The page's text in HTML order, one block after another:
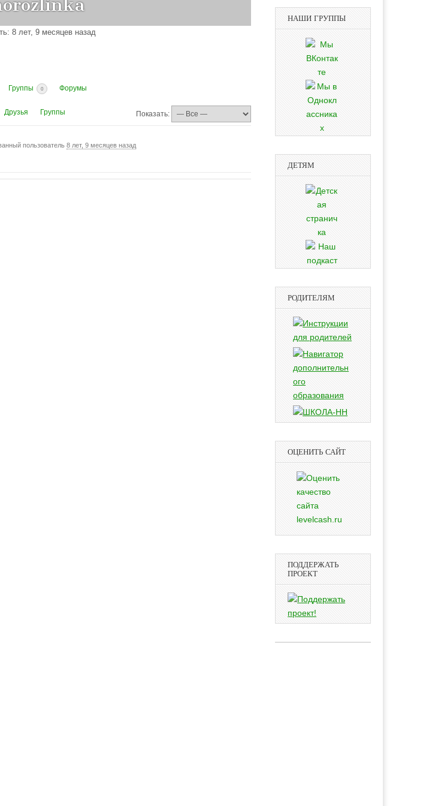
8 лет, 9 месяцев назад
Группы 0 Форумы
Друзья Группы Показать:
пользователь 8 лет, 9 месяцев назад
НАШИ ГРУППЫ
ДЕТЯМ
РОДИТЕЛЯМ
ОЦЕНИТЬ САЙТ
ПОДДЕРЖАТЬ
ПРОЕКТ